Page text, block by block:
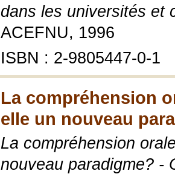
dans les universités et
ACEFNU, 1996
ISBN : 2-9805447-0-1
La compréhension
elle un nouveau
La compréhension
nouveau paradigme? -